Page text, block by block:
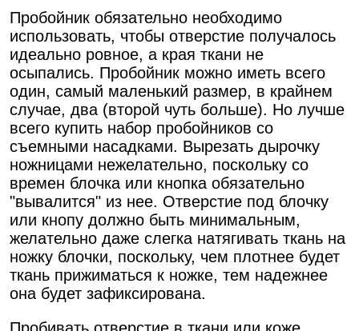
Пробойник обязательно необходимо
использовать, чтобы отверстие получалось
идеально ровное, а края ткани не
осыпались. Пробойник можно иметь всего
один, самый маленький размер, в крайнем
случае, два (второй чуть больше). Но лучше
всего купить набор пробойников со
съемными насадками. Вырезать дырочку
ножницами нежелательно, поскольку со
времен блочка или кнопка обязательно
"вывалится" из нее. Отверстие под блочку
или кнопу должно быть минимальным,
желательно даже слегка натягивать ткань на
ножку блочки, поскольку, чем плотнее будет
ткань прижиматься к ножке, тем надежнее
она будет зафиксирована.